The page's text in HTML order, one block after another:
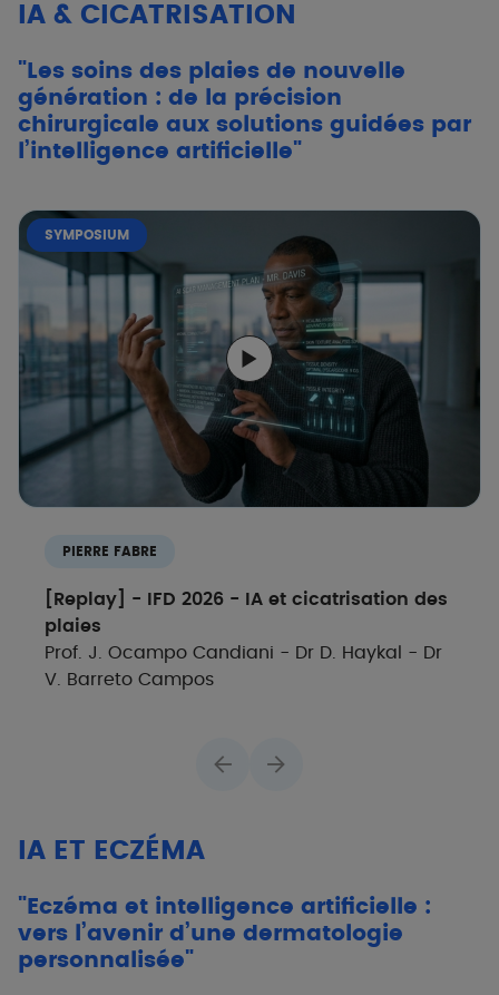
IA & CICATRISATION
"Les soins des plaies de nouvelle
génération : de la précision
chirurgicale aux solutions guidées par
l’intelligence artificielle"
SYMPOSIUM
PIERRE FABRE
[Replay] - IFD 2026 - IA et cicatrisation des
plaies
Prof. J. Ocampo Candiani - Dr D. Haykal - Dr
V. Barreto Campos
IA ET ECZÉMA
"Eczéma et intelligence artificielle :
vers l’avenir d’une dermatologie
personnalisée"